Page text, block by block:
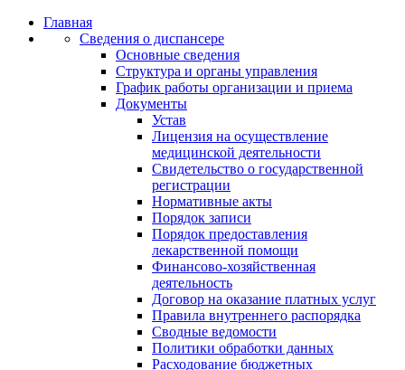
Главная
Сведения о диспансере
Основные сведения
Структура и органы управления
График работы организации и приема
Документы
Устав
Лицензия на осуществление
медицинской деятельности
Свидетельство о государственной
регистрации
Нормативные акты
Порядок записи
Порядок предоставления
лекарственной помощи
Финансово-хозяйственная
деятельность
Договор на оказание платных услуг
Правила внутреннего распорядка
Сводные ведомости
Политики обработки данных
Расходование бюджетных